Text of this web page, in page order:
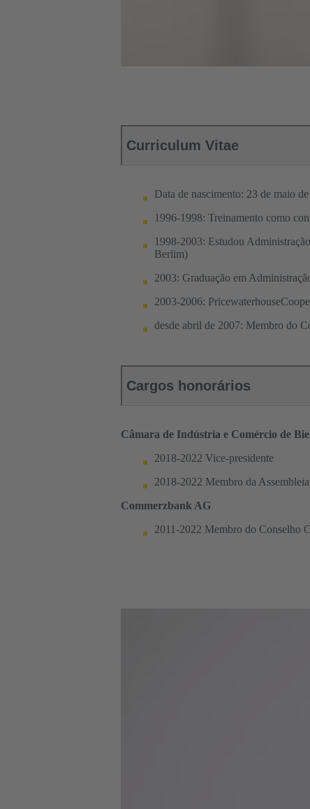
Curriculum Vitae
Data de nascimento: 23 de maio
1996-1998: Treinamento como
1998-2003: Estudou
Berlim)
2003: Graduação em
2003-2006:
desde abril de 2007: Membro do
Cargos honorários
Câmara de Indústria e Comércio de
2018-2022 Vice-presidente
2018-2022 Membro da
Commerzbank AG
2011-2022 Membro do Conselho